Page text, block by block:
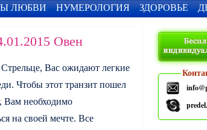
ЛЮБВИ НУМЕРОЛОГИЯ ЗДОРОВЬЕ
Овен
Вас ожидают легкие
Чтобы этот транзит пошел
Вам необходимо
на своей мечте. Все